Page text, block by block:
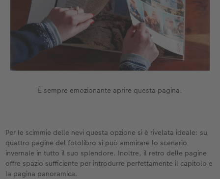
È sempre emozionante aprire questa pagina.
Per le scimmie delle nevi questa opzione si è rivelata ideale: su
quattro pagine del fotolibro si può ammirare lo scenario
invernale in tutto il suo splendore. Inoltre, il retro delle pagine
offre spazio sufficiente per introdurre perfettamente il capitolo e
la pagina panoramica.